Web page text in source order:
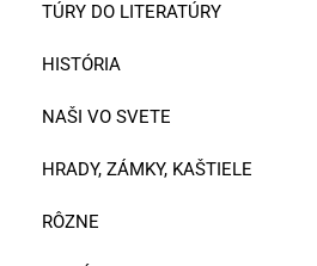
TÚRY DO LITERATÚRY
HISTÓRIA
NAŠI VO SVETE
HRADY, ZÁMKY, KAŠTIELE
RÔZNE